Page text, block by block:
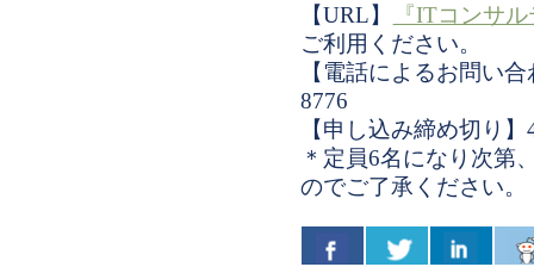
【URL】
『ITコンサ
ご利用ください。
【電話によるお問い
8776
【申し込み締め切り
＊定員6名になり次第
のでご了承ください。